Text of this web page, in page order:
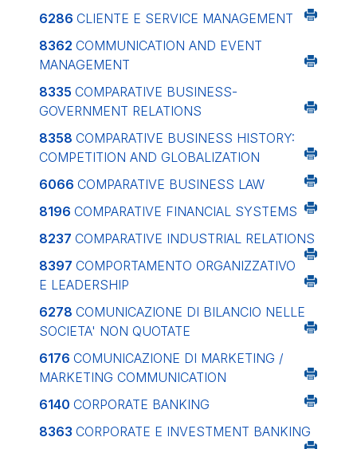
6286 CLIENTE E SERVICE MANAGEMENT
8362 COMMUNICATION AND EVENT
MANAGEMENT
8335 COMPARATIVE BUSINESS-
GOVERNMENT RELATIONS
8358 COMPARATIVE BUSINESS HISTORY:
COMPETITION AND GLOBALIZATION
6066 COMPARATIVE BUSINESS LAW
8196 COMPARATIVE FINANCIAL SYSTEMS
8237 COMPARATIVE INDUSTRIAL RELATIONS
8397 COMPORTAMENTO ORGANIZZATIVO
E LEADERSHIP
6278 COMUNICAZIONE DI BILANCIO NELLE
SOCIETA' NON QUOTATE
6176 COMUNICAZIONE DI MARKETING /
MARKETING COMMUNICATION
6140 CORPORATE BANKING
8363 CORPORATE E INVESTMENT BANKING